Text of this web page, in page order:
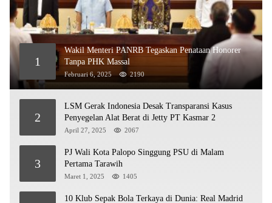
1
Wakil Menteri PANRB Tegaskan Penataan Honorer
Tanpa PHK Massal
Februari 6, 2025 2190
2
LSM Gerak Indonesia Desak Transparansi Kasus
Penyegelan Alat Berat di Jetty PT Kasmar 2
April 27, 2025 2067
3
PJ Wali Kota Palopo Singgung PSU di Malam
Pertama Tarawih
Maret 1, 2025 1405
10 Klub Sepak Bola Terkaya di Dunia: Real Madrid